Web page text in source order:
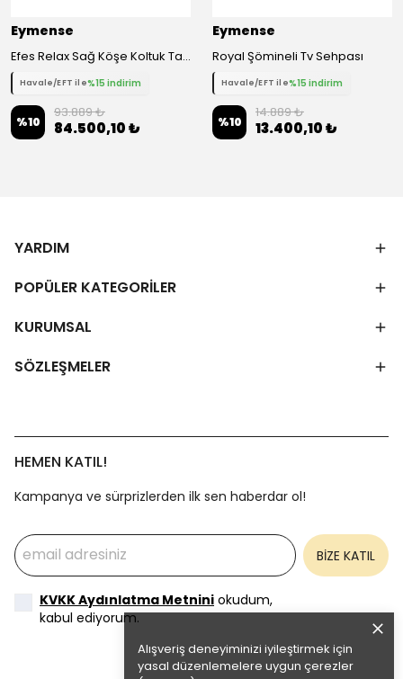
Alışveriş deneyiminizi iyileştirmek için
yasal düzenlemelere uygun çerezler
Eymense
Efes Relax Sağ Köşe Koltuk Takımı
Havale/EFT ile%15 indirim
%10
93.889 ₺
84.500,10 ₺
Eymense
Royal Şömineli Tv Sehpası
Havale/EFT ile%15 indirim
%10
14.889 ₺
13.400,10 ₺
YARDIM
POPÜLER KATEGORİLER
KURUMSAL
SÖZLEŞMELER
HEMEN KATIL!
Kampanya ve sürprizlerden ilk sen haberdar ol!
BİZE KATIL
KVKK Aydınlatma Metnini okudum,
kabul ediyorum.